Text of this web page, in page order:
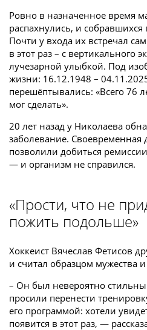
Ровно в назначенное время
распахнулись, и собравшихся
Почти у входа их встречал
в этот раз – с вертикального
лучезарной улыбкой. Под
жизни: 16.12.1948 –
перешёптывались: «Всего 76
мог сделать».
20 лет назад у Николаева
заболевание. Своевременная
позволили добиться
— и организм не справился.
«Прости, что не
пожить подольше»
Хоккеист Вячеслав Фетисов
и считал образцом мужества и
– Он был невероятно
просили перенести
его программой: хотели
появится в этот раз, —